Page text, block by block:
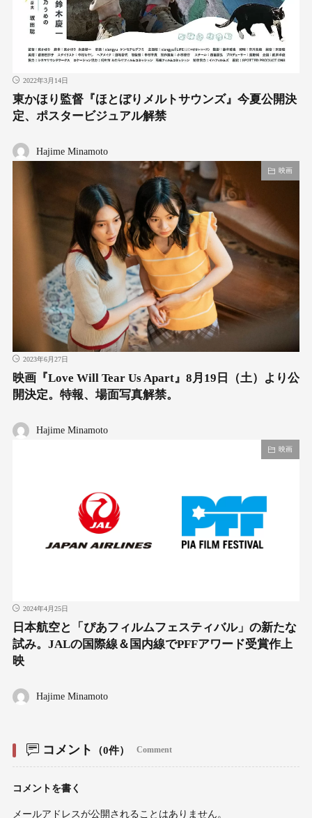
2022年3月14日
東かほり監督『ほとぼりメルトサウンズ』今夏公開決
定、ポスタービジュアル解禁
Hajime Minamoto
映画
2023年6月27日
映画『Love Will Tear Us Apart』8月19日（土）より公
開決定。特報、場面写真解禁。
Hajime Minamoto
映画
2024年4月25日
日本航空と「ぴあフィルムフェスティバル」の新たな
試み。JALの国際線＆国内線でPFFアワード受賞作上
映
Hajime Minamoto
コメント （0件） Comment
コメントを書く
メールアドレスが公開されることはありません。